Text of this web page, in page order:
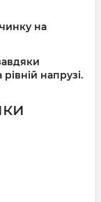
на
рівній напрузі.